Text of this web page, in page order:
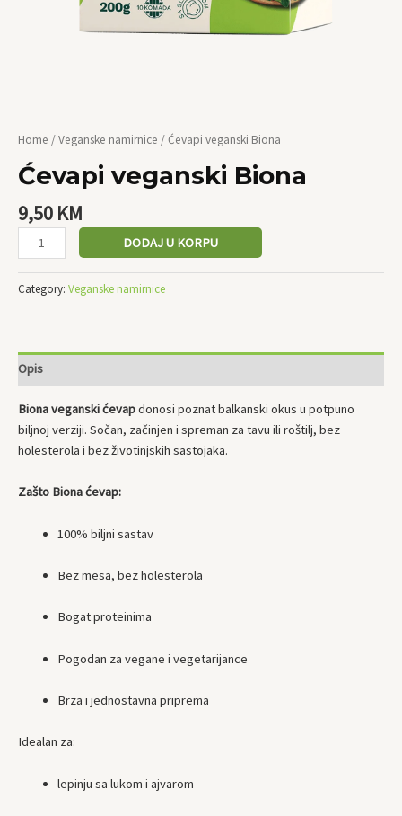
Home /Veganske namirnice / Ćevapi veganski Biona
Ćevapi veganski Biona
9,50 KM
DODAJ U KORPU
Category: Veganske namirnice
Opis
Biona veganski ćevapdonosi poznat balkanski okus u potpuno
biljnoj verziji. Sočan, začinjen i spreman za tavu ili roštilj, bez
holesterola i bez životinjskih sastojaka.
Zašto Biona ćevap:
100% biljni sastav
Bez mesa, bez holesterola
Bogat proteinima
Pogodan za vegane i vegetarijance
Brza i jednostavna priprema
Idealan za:
lepinju sa lukom i ajvarom